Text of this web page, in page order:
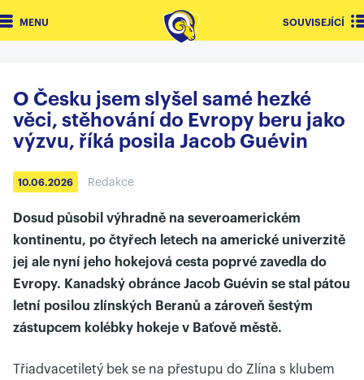
MENU SOUVISEJÍCÍ
O Česku jsem slyšel samé hezké
věci, stěhování do Evropy beru jako
výzvu, říká posila Jacob Guévin
10.06.2026 Redakce
Dosud působil výhradně na severoamerickém
kontinentu, po čtyřech letech na americké univerzitě
jej ale nyní jeho hokejová cesta poprvé zavedla do
Evropy. Kanadský obránce Jacob Guévin se stal pátou
letní posilou zlínských Beranů a zároveň šestým
zástupcem kolébky hokeje v Baťově městě.
Třiadvacetiletý bek se na přestupu do Zlína s klubem